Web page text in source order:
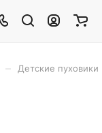
Детские пуховики